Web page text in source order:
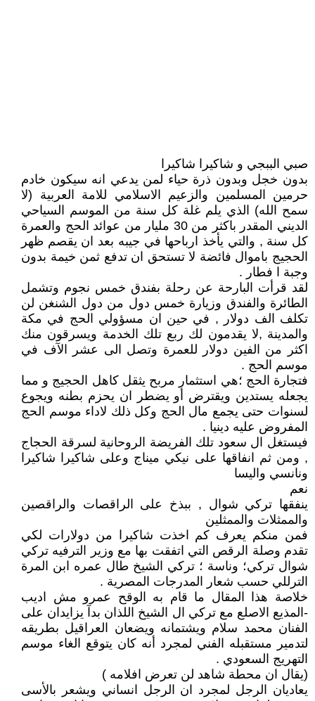
صبي الببجي و شاكيرا شاكيرا
بدون خجل وبدون ذرة حياء لمن يدعي انه سيكون خادم
حرمين المسلمين والزعيم الاسلامي للامة العربية (لا
سمح الله) الذي يلم غلة كل سنة من الموسم السياحي
الديني المقدر باكثر من 30 مليار من عوائد الحج والعمرة
كل سنة , والتي يأخذ ارباحها في جيبه بعد ان يقصم ظهر
الحجيج باموال فائضة لا تستحق ان تدفع ثمن خيمة بدون
وجبة ا فطار .
لقد قرأت البارحة عن رحلة بفندق خمس نجوم وتشمل
الطائرة والفندق وزيارة خمس دول من دول الشنغن لن
تكلف الف دولار , في حين ان مسؤولي الحج في مكة
والمدينة ,لا يقدمون لك ربع تلك الخدمة ويسرقون منك
اكثر من الفين دولار للعمرة وتصل الى عشر الآف في
موسم الحج .
فتجارة الحج ؛هي استثمار مربح يثقل كاهل الحجيج و مما
يجعله يستدين ويقترض أو يضطر ان يحزم بطنه ويجوع
لسنوات حتى يجمع مال الحج وكل ذلك لاداء موسم الحج
المفروض عليه دينيا .
فيستغل ال سعود تلك الفريضة الروحانية لسرقة الحجاج
, ومن ثم انفاقها على نيكي ميناج وعلى شاكيرا شاكيرا
ونانسي واليسا
نعم
ينفقها تركي شوال , ببذخ على الراقصات والراقصين
والممثلات والممثلين
فمن منكم يعرف كم اخذت شاكيرا من دولارات لكي
تقدم وصلة الرقص التي اتفقت بها مع وزير الترفيه تركي
شوال تركي؛ وناسة ؛ تركي الشيخ طال عمره ابن المرة
الترللي حسب شعار المدرجات المصرية .
خلاصة هذا المقال ما قام به الوقح عمرو مش اديب
-المذيع الاصلع مع تركي ال الشيخ اللذان بدآ يزايدان على
الفنان محمد سلام ويشتمانه ويضعان العراقيل بطريقه
لتدمير مستقبله الفني لمجرد أنه كان يتوقع الغاء موسم
التهريج السعودي .
(يقال ان محطة شاهد لن تعرض افلامه )
يعاديان الرجل لمجرد ان الرجل انساني ويشعر بالأسى